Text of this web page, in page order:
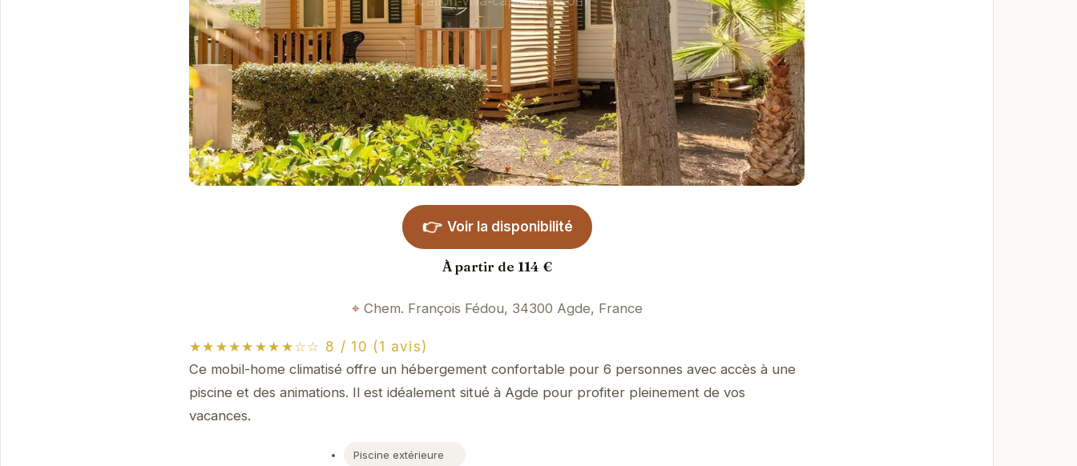
👉 Voir la disponibilité
À partir de 114 €
Chem. François Fédou, 34300 Agde, France
★★★★★★★★☆☆ 8 / 10 (1 avis)
Ce mobil-home climatisé offre un hébergement confortable pour 6 personnes avec accès à une
piscine et des animations. Il est idéalement situé à Agde pour profiter pleinement de vos
vacances.
Piscine extérieure